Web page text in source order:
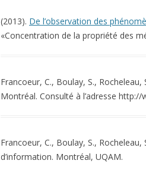
(2013). De l’observation des
«Concentration de la propriété des
Francoeur, C., Boulay, S.,
Montréal. Consulté à l’adresse
Francoeur, C., Boulay, S.,
d’information. Montréal, UQAM.